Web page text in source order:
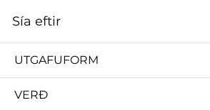
Sía eftir
UTGAFUFORM
VERÐ